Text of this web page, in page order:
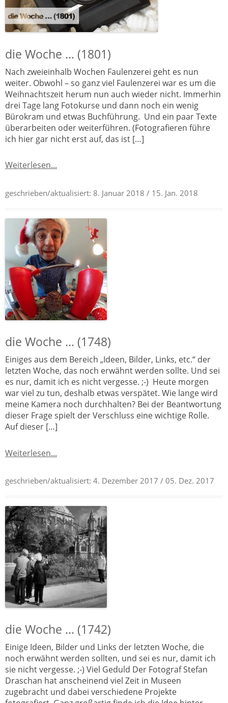
die Woche … (1801)
Nach zweieinhalb Wochen Faulenzerei geht es nun
weiter. Obwohl – so ganz viel Faulenzerei war es um die
Weihnachtszeit herum nun auch wieder nicht. Immerhin
drei Tage lang Fotokurse und dann noch ein wenig
Bürokram und etwas Buchführung. Und ein paar Texte
überarbeiten oder weiterführen. (Fotografieren führe
ich hier gar nicht erst auf, das ist […]
Weiterlesen...
geschrieben/aktualisiert: 8. Januar 2018 / 15. Jan. 2018
die Woche … (1748)
Einiges aus dem Bereich „Ideen, Bilder, Links, etc.“ der
letzten Woche, das noch erwähnt werden sollte. Und sei
es nur, damit ich es nicht vergesse. ;-) Heute morgen
war viel zu tun, deshalb etwas verspätet. Wie lange wird
meine Kamera noch durchhalten? Bei der Beantwortung
dieser Frage spielt der Verschluss eine wichtige Rolle.
Auf dieser […]
Weiterlesen...
geschrieben/aktualisiert: 4. Dezember 2017 / 05. Dez. 2017
die Woche … (1742)
Einige Ideen, Bilder und Links der letzten Woche, die
noch erwähnt werden sollten, und sei es nur, damit ich
sie nicht vergesse. ;-) Viel Geduld Der Fotograf Stefan
Draschan hat anscheinend viel Zeit in Museen
zugebracht und dabei verschiedene Projekte